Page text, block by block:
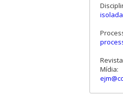
Mídia: